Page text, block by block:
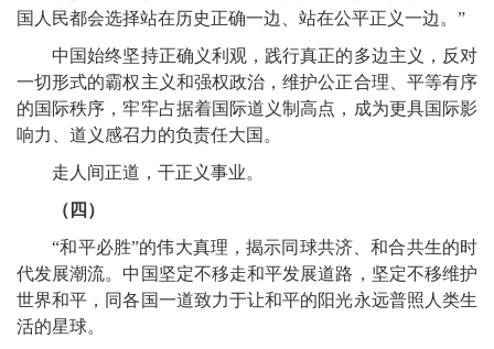
国人民都会选择站在历史正确一边、站在公平正义一边。”
中国始终坚持正确义利观，践行真正的多边主义，反对
一切形式的霸权主义和强权政治，维护公正合理、平等有序
的国际秩序，牢牢占据着国际道义制高点，成为更具国际影
响力、道义感召力的负责任大国。
走人间正道，干正义事业。
（四）
“和平必胜”的伟大真理，揭示同球共济、和合共生的时
代发展潮流。中国坚定不移走和平发展道路，坚定不移维护
世界和平，同各国一道致力于让和平的阳光永远普照人类生
活的星球。